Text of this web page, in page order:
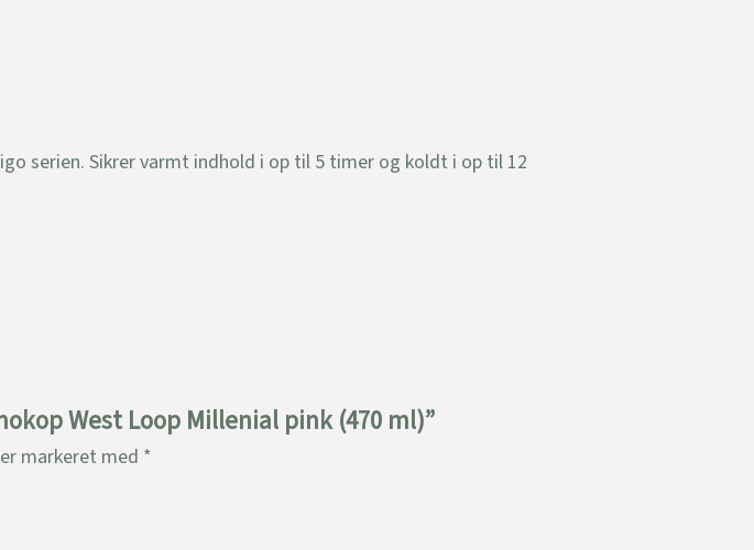
serien. Sikrer varmt indhold i op til 5 timer og koldt i op til 12
West Loop Millenial pink (470 ml)”
markeret med *